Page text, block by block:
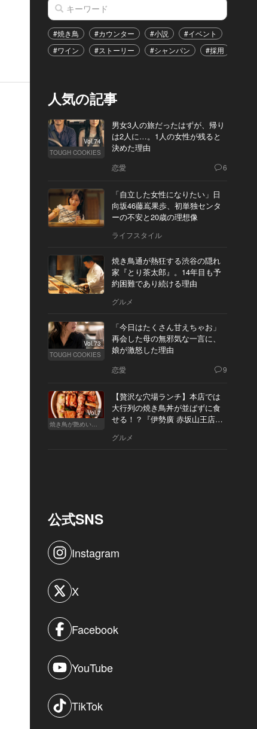
#焼き鳥 #カウンター #小説 #イベント
#ワイン
#ストーリー #シャンパン #採用
人気の記事
Vol.74
TOUGH COOKIES
男女3人の旅だったはずが、帰り
は2人に…。1人の女性が残ると
決めた理由
恋愛 6
「自立した女性になりたい」日
向坂46藤嶌果歩、初単独センタ
ーの不安と20歳の理想像
ライフスタイル
焼き鳥通が熱狂する渋谷の隠れ
家『とり茶太郎』。14年目も予
約困難であり続ける理由
グルメ
Vol.73
TOUGH COOKIES
「今日はたくさん甘えちゃお」
再会した母の無邪気な一言に、
娘が激怒した理由
恋愛 9
Vol.7
焼き鳥が艶めいてきた
【贅沢な穴場ランチ】本店では
大行列の焼き鳥丼が並ばずに食
せる！？『伊勢廣 赤坂山王店』
グルメ
公式SNS
Instagram
X
Facebook
YouTube
TikTok